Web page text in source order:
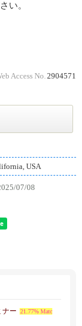
い。
Access No. 2904571
USA
07/08
ナー
21.77% Matc